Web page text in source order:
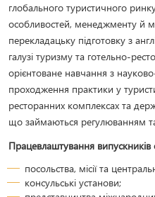
глобального туристичного
особливостей, менеджменту й
перекладацьку підготовку з
галузі туризму та готельно-
орієнтоване навчання з
проходження практики у
ресторанних комплексах та
що займаються регулюванням
Працевлаштування випускників
посольства, місії та
консульські установи;